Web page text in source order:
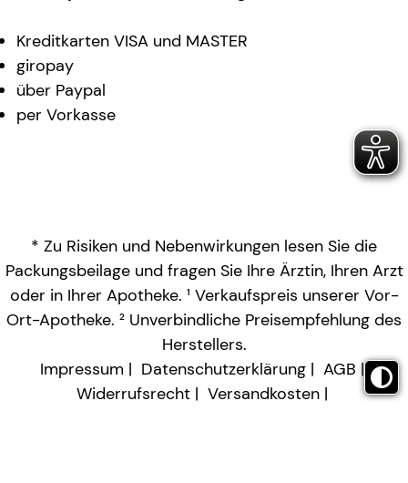
Kreditkarten VISA und MASTER
giropay
über Paypal
per Vorkasse
* Zu Risiken und Nebenwirkungen lesen Sie die
Packungsbeilage und fragen Sie Ihre Ärztin, Ihren Arzt
oder in Ihrer Apotheke. ¹ Verkaufspreis unserer Vor-
Ort-Apotheke. ² Unverbindliche Preisempfehlung des
Herstellers.
Impressum
Datenschutzerklärung
AGB
Widerrufsrecht
Versandkosten